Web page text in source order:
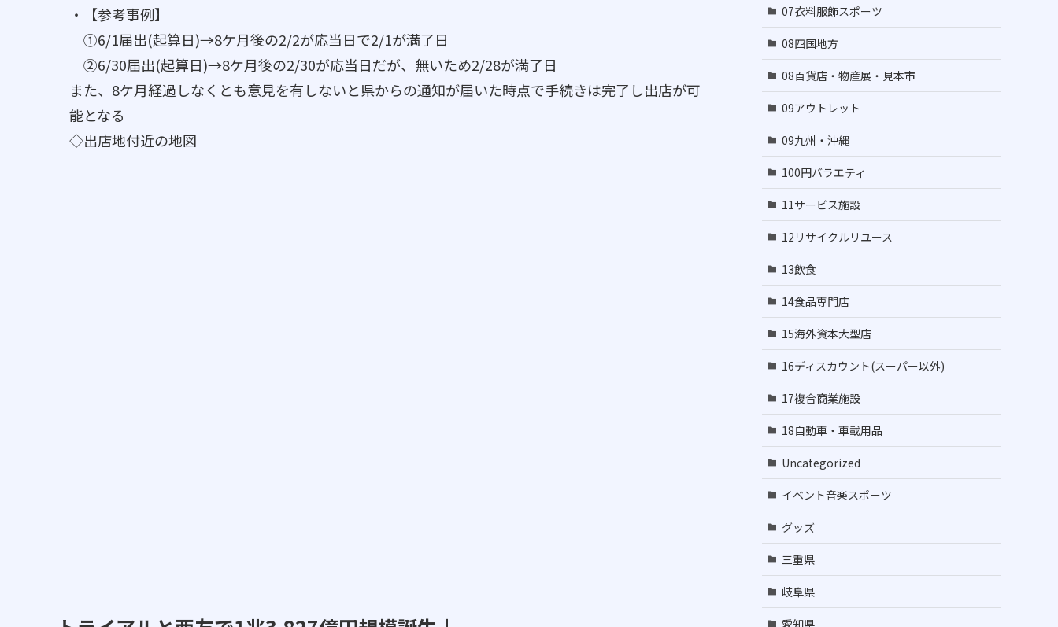
・【参考事例】
①6/1届出(起算日)→8ケ月後の2/2が応当日で2/1が満了日
②6/30届出(起算日)→8ケ月後の2/30が応当日だが、無いため2/28が満了日
また、8ケ月経過しなくとも意見を有しないと県からの通知が届いた時点で手続きは完了し出店が可
能となる
◇出店地付近の地図
07衣料服飾スポーツ
08四国地方
08百貨店・物産展・見本市
09アウトレット
09九州・沖縄
100円バラエティ
11サービス施設
12リサイクルリユース
13飲食
14食品専門店
15海外資本大型店
16ディスカウント(スーパー以外)
17複合商業施設
18自動車・車載用品
Uncategorized
イベント音楽スポーツ
グッズ
三重県
岐阜県
愛知県